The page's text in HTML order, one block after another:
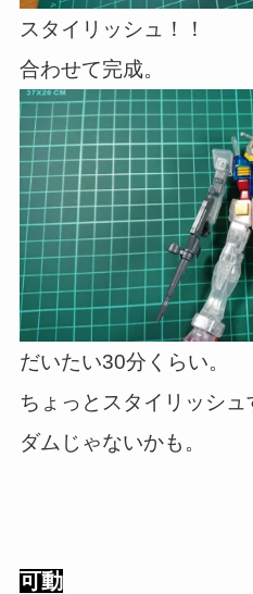
スタイリッシュ！！
合わせて完成。
だいたい30分くらい。
ちょっとスタイリッシ
ダムじゃないかも。
可動